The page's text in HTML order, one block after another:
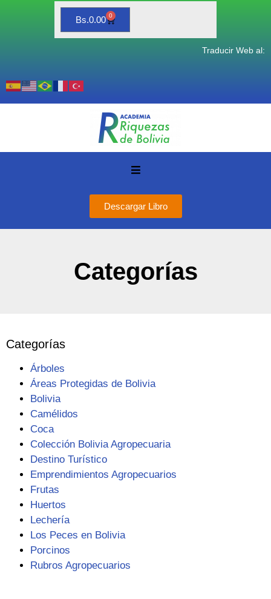
Bs.0.00 0
Traducir Web al:
Descargar Libro
Categorías
Categorías
Árboles
Áreas Protegidas de Bolivia
Bolivia
Camélidos
Coca
Colección Bolivia Agropecuaria
Destino Turístico
Emprendimientos Agropecuarios
Frutas
Huertos
Lechería
Los Peces en Bolivia
Porcinos
Rubros Agropecuarios